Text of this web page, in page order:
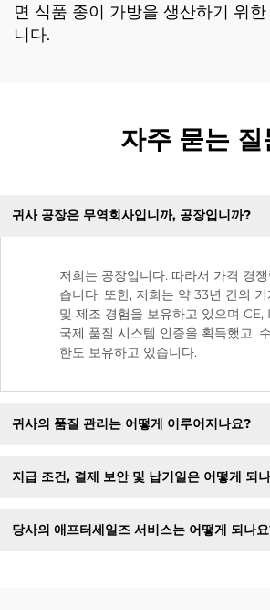
면 식품 종이 가방을 생산하기 위
니다.
자주 묻는 질
귀사 공장은 무역회사입니까, 공장입니까?
저희는 공장입니다. 따라서 가격 경
습니다. 또한, 저희는 약 33년 간의 기
및 제조 경험을 보유하고 있으며 CE,
국제 품질 시스템 인증을 획득했고,
한도 보유하고 있습니다.
귀사의 품질 관리는 어떻게 이루어지나요?
지급 조건, 결제 보안 및 납기일은 어떻게 되
당사의 애프터세일즈 서비스는 어떻게 되나